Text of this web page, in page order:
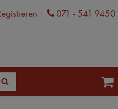
Phone
071 - 541 9450